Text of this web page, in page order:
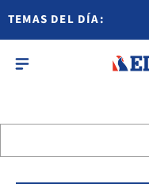
TEMAS DEL DÍA: